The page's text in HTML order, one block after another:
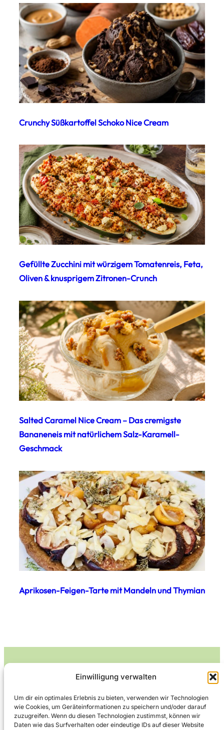
Einwilligung verwalten
Um dir ein optimales Erlebnis zu bieten, verwenden wir Technologien
wie Cookies, um Geräteinformationen zu speichern und/oder darauf
zuzugreifen. Wenn du diesen Technologien zustimmst, können wir
Daten wie das Surfverhalten oder eindeutige IDs auf dieser Website
Crunchy Süßkartoffel Schoko Nice Cream
Gefüllte Zucchini mit würzigem Tomatenreis, Feta,
Oliven & knusprigem Zitronen-Crunch
Salted Caramel Nice Cream – Das cremigste
Bananeneis mit natürlichem Salz-Karamell-
Geschmack
Aprikosen-Feigen-Tarte mit Mandeln und Thymian
Leckerlife
Lecker essen – gesund leben.